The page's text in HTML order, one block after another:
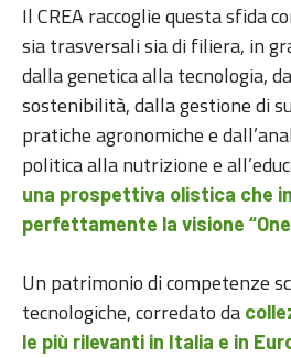
Il CREA raccoglie questa sfida
sia trasversali sia di filiera, in
dalla genetica alla tecnologia,
sostenibilità, dalla gestione di
pratiche agronomiche e
politica alla nutrizione e
una prospettiva olistica che
perfettamente la visione
Un patrimonio di competenze
tecnologiche, corredato da
le più rilevanti in Italia e in